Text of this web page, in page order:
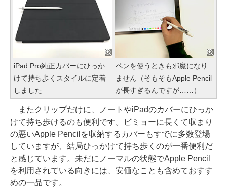
iPad Pro純正カバーにひっか
けて持ち歩くスタイルに定着
しました
ペンを使うときも邪魔になり
ません（そもそもApple Pencil
が長すぎるんですが……）
またクリップだけに、ノートやiPadのカバーにひっか
けて持ち歩けるのも便利です。ビミョーに長くて収まり
の悪いApple Pencilを収納するカバーもすでに多数登場
していますが、結局ひっかけて持ち歩くのが一番便利だ
と感じています。未だにノーマルの状態でApple Pencil
を利用されている向きには、安価なことも含めておすす
めの一品です。